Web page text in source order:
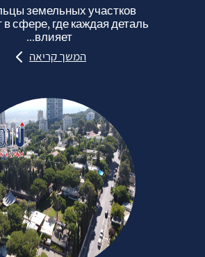
земельных участков
сфере, где каждая деталь
влияет...
המשך קריאה